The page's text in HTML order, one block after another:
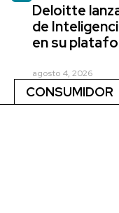
Deloitte
de
en su
agosto 4, 2026
CONSUMIDOR